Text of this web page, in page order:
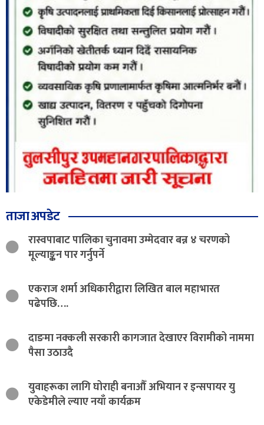
ताजा अपडेट
रास्वपाबाट पालिका चुनावमा उम्मेदवार बन्न ४ चरणको
मूल्याङ्कन पार गर्नुपर्ने
एकराज शर्मा अधिकारीद्वारा लिखित बाल महाभारत
पढेपछि….
दाङमा नक्कली सरकारी कागजात देखाएर विरामीको नाममा
पैसा उठाउदै
युवाहरूका लागि घोराही बनाऔँ अभियान र इन्सपायर यु
एकेडेमीले ल्याए नयाँ कार्यक्रम